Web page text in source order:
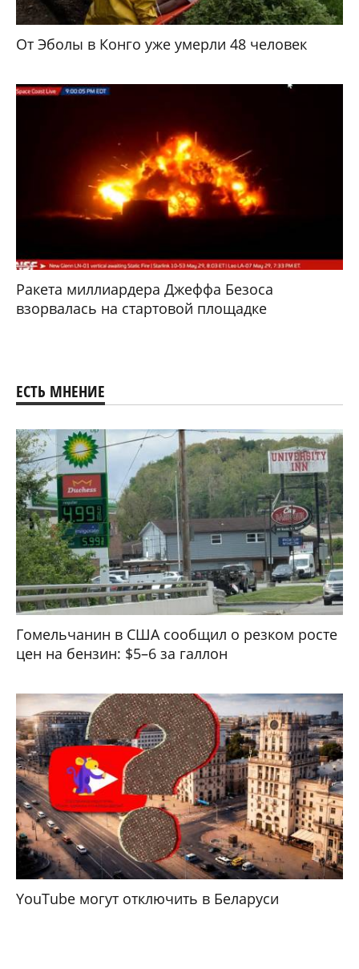
От Эболы в Конго уже умерли 48 человек
Ракета миллиардера Джеффа Безоса
взорвалась на стартовой площадке
ЕСТЬ МНЕНИЕ
Гомельчанин в США сообщил о резком росте
цен на бензин: $5–6 за галлон
YouTube могут отключить в Беларуси